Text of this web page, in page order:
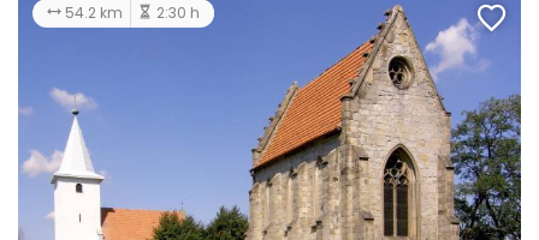
54.2 km 2:30 h